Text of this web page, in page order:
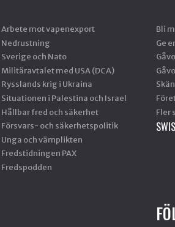
Arbete mot vapenexport
Nedrustning
Sverige och Nato
Militäravtalet med USA (DCA)
Rysslands krig i Ukraina
Situationen i Palestina och Israel
Hållbar fred och säkerhet
Försvars- och säkerhetspolitik
Unga och värnplikten
Fredstidningen PAX
Fredspodden
Bli
Ge
Fler